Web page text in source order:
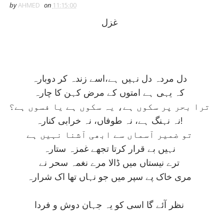
byAHMED on 11:15:00
غزل
دل مردہ دل نہيں ہے،اسے زندہ کر دوبارہ
کہ يہی ہے امتوں کے مرض کہن کا چارہ
ترا بحر پر سکوں ہے، يہ سکوں ہے يا فسوں ہے؟
نہ نہنگ ہے، نہ طوفاں، نہ خرابی کنارہ!
تو ضمير آسماں سے ابھی آشنا نہيں ہے
نہيں بے قرار کرتا تجھے غمزہ ستارہ
ترے نيستاں ميں ڈالا مرے نغمہ سحر نے
مری خاک پے سپر ميں جو نہاں تھا اک شرارہ
نظر آئے گا اسی کو يہ جہان دوش و فردا